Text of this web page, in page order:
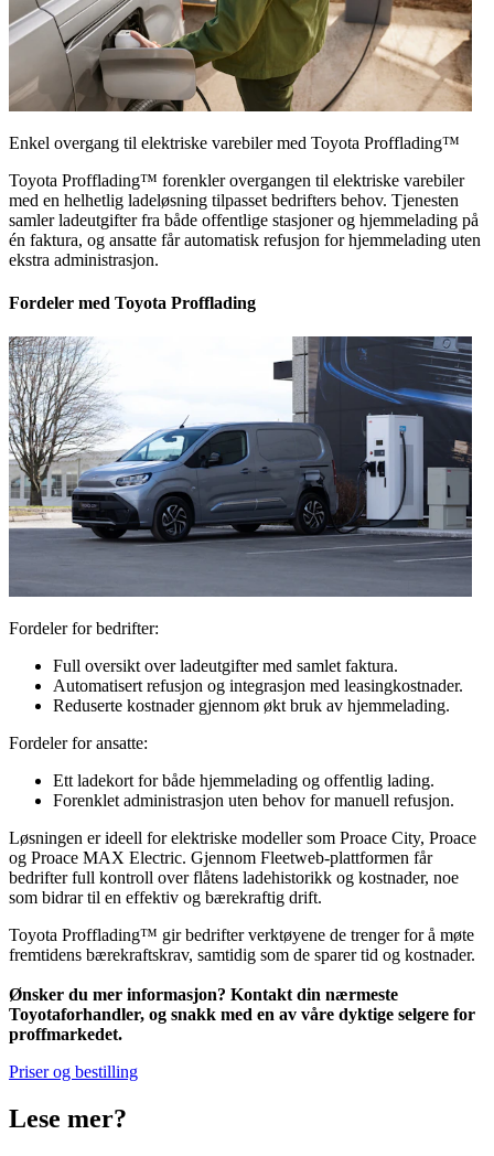
Enkel overgang til elektriske varebiler med Toyota Profflading™
Toyota Profflading™ forenkler overgangen til elektriske varebiler
med en helhetlig ladeløsning tilpasset bedrifters behov. Tjenesten
samler ladeutgifter fra både offentlige stasjoner og hjemmelading på
én faktura, og ansatte får automatisk refusjon for hjemmelading uten
ekstra administrasjon.
Fordeler med Toyota Profflading
Fordeler for bedrifter:
Full oversikt over ladeutgifter med samlet faktura.
Automatisert refusjon og integrasjon med leasingkostnader.
Reduserte kostnader gjennom økt bruk av hjemmelading.
Fordeler for ansatte:
Ett ladekort for både hjemmelading og offentlig lading.
Forenklet administrasjon uten behov for manuell refusjon.
Løsningen er ideell for elektriske modeller som Proace City, Proace
og Proace MAX Electric. Gjennom Fleetweb-plattformen får
bedrifter full kontroll over flåtens ladehistorikk og kostnader, noe
som bidrar til en effektiv og bærekraftig drift.
Toyota Profflading™ gir bedrifter verktøyene de trenger for å møte
fremtidens bærekraftskrav, samtidig som de sparer tid og kostnader.
Ønsker du mer informasjon? Kontakt din nærmeste
Toyotaforhandler, og snakk med en av våre dyktige selgere for
proffmarkedet.
Priser og bestilling
Lese mer?